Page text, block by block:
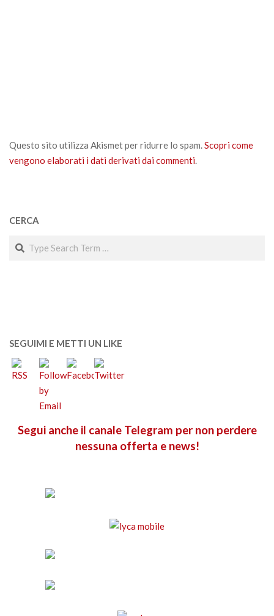
Questo sito utilizza Akismet per ridurre lo spam.Scopri come
vengono elaborati i dati derivati dai commenti.
CERCA
Search
SEGUIMI E METTI UN LIKE
Segui anche il canale Telegram per non perdere
nessuna offerta e news!